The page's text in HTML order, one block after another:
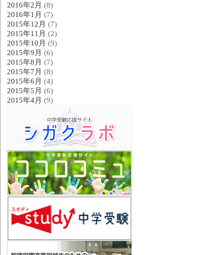
2016年2月 (8)
2016年1月 (7)
2015年12月 (7)
2015年11月 (2)
2015年10月 (9)
2015年9月 (6)
2015年8月 (7)
2015年7月 (8)
2015年6月 (4)
2015年5月 (6)
2015年4月 (9)